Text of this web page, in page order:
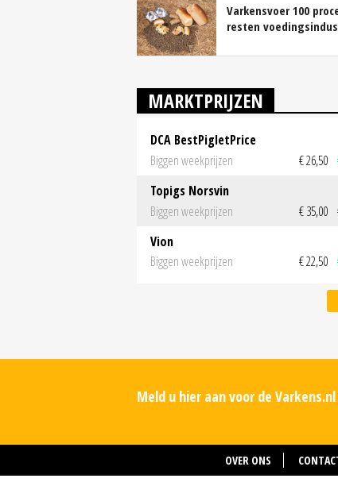
Varkensvoer 100
resten
MARKTPRIJZEN
DCA BestPigletPrice
Biggen weekprijzen
€ 26,50
Topigs Norsvin
Biggen weekprijzen
€ 35,00
Vion
Biggen weekprijzen
€ 22,50
Meld u hier aan voor de
OVER ONS